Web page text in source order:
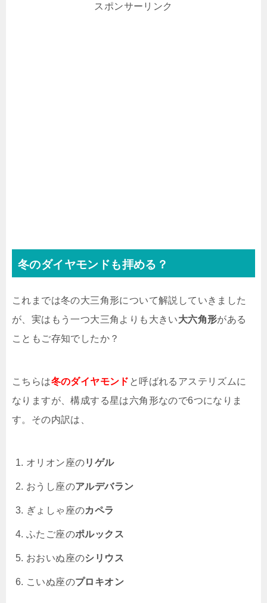
スポンサーリンク
冬のダイヤモンドも拝める？
これまでは冬の大三角形について解説していきました
が、実はもう一つ大三角よりも大きい大六角形がある
こともご存知でしたか？
こちらは冬のダイヤモンド と呼ばれるアステリズムに
なりますが、構成する星は六角形なので6つになりま
す。その内訳は、
オリオン座のリゲル
おうし座のアルデバラン
ぎょしゃ座のカペラ
ふたご座のポルックス
おおいぬ座のシリウス
こいぬ座のプロキオン